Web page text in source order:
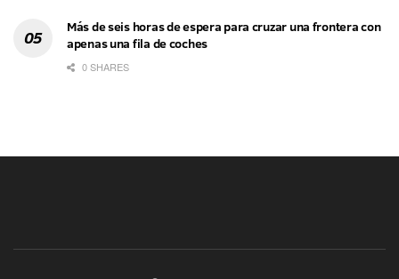
Más de seis horas de espera para cruzar una frontera con
apenas una fila de coches
0 SHARES